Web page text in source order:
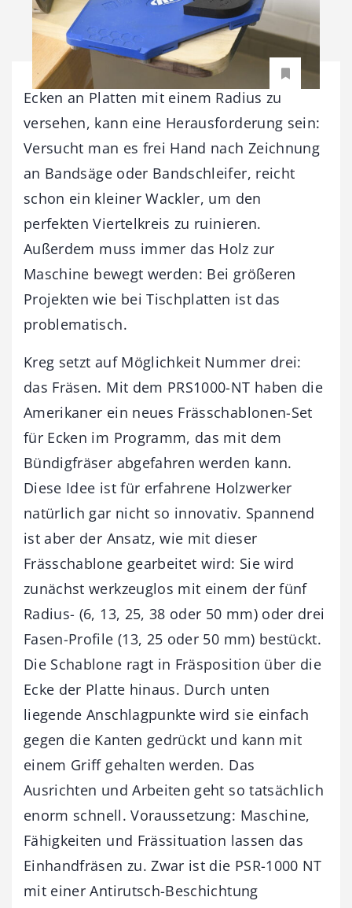
Ecken an Platten mit einem Radius zu
versehen, kann eine Herausforderung sein:
Versucht man es frei Hand nach Zeichnung
an Bandsäge oder Bandschleifer, reicht
schon ein kleiner Wackler, um den
perfekten Viertelkreis zu ruinieren.
Außerdem muss immer das Holz zur
Maschine bewegt werden: Bei größeren
Projekten wie bei Tischplatten ist das
problematisch.
Kreg setzt auf Möglichkeit Nummer drei:
das Fräsen. Mit dem PRS1000-NT haben die
Amerikaner ein neues Frässchablonen-Set
für Ecken im Programm, das mit dem
Bündigfräser abgefahren werden kann.
Diese Idee ist für erfahrene Holzwerker
natürlich gar nicht so innovativ. Spannend
ist aber der Ansatz, wie mit dieser
Frässchablone gearbeitet wird: Sie wird
zunächst werkzeuglos mit einem der fünf
Radius- (6, 13, 25, 38 oder 50 mm) oder drei
Fasen-Profile (13, 25 oder 50 mm) bestückt.
Die Schablone ragt in Fräsposition über die
Ecke der Platte hinaus. Durch unten
liegende Anschlagpunkte wird sie einfach
gegen die Kanten gedrückt und kann mit
einem Griff gehalten werden. Das
Ausrichten und Arbeiten geht so tatsächlich
enorm schnell. Voraussetzung: Maschine,
Fähigkeiten und Frässituation lassen das
Einhandfräsen zu. Zwar ist die PSR-1000 NT
mit einer Antirutsch-Beschichtung